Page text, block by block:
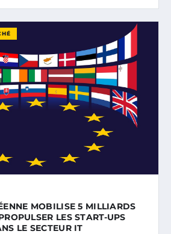
MOBILISE 5 MILLIARDS
LES START-UPS
LE SECTEUR IT